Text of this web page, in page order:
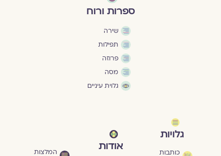
ספרות ורוח
שירה
תפילות
פרוזה
מסה
גלוית עיניים
גלויות
כותבות אודות המלצות